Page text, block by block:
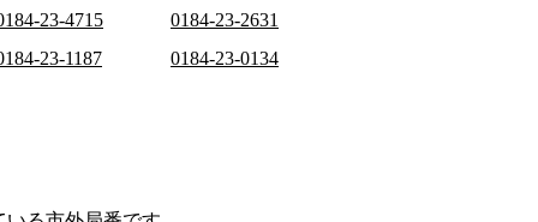
23-4715
0184-23-2631
23-1187
0184-23-0134